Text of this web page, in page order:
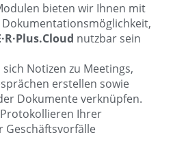
bieten wir Ihnen mit
nutzbar sein
Notizen zu Meetings,
erstellen sowie
Dokumente verknüpfen.
Ihrer
Geschäftsvorfälle